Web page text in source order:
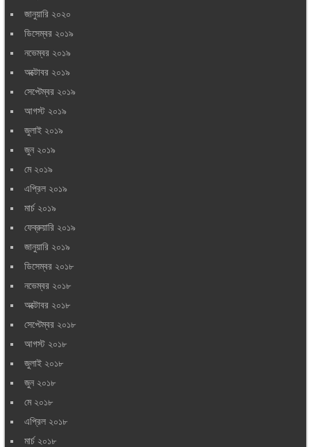
জানুয়ারি ২০২০
ডিসেম্বর ২০১৯
নভেম্বর ২০১৯
অক্টোবর ২০১৯
সেপ্টেম্বর ২০১৯
আগস্ট ২০১৯
জুলাই ২০১৯
জুন ২০১৯
মে ২০১৯
এপ্রিল ২০১৯
মার্চ ২০১৯
ফেব্রুয়ারি ২০১৯
জানুয়ারি ২০১৯
ডিসেম্বর ২০১৮
নভেম্বর ২০১৮
অক্টোবর ২০১৮
সেপ্টেম্বর ২০১৮
আগস্ট ২০১৮
জুলাই ২০১৮
জুন ২০১৮
মে ২০১৮
এপ্রিল ২০১৮
মার্চ ২০১৮